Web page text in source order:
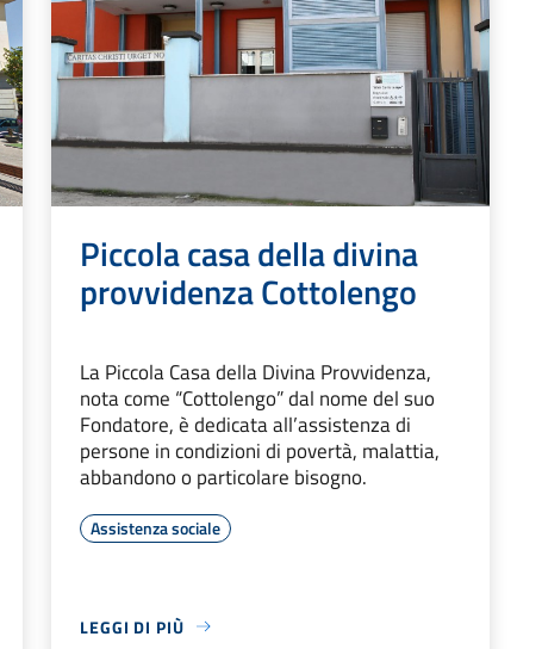
Piccola casa della divina
provvidenza Cottolengo
La Piccola Casa della Divina Provvidenza,
nota come “Cottolengo” dal nome del suo
Fondatore, è dedicata all’assistenza di
persone in condizioni di povertà, malattia,
abbandono o particolare bisogno.
Assistenza sociale
LEGGI DI PIÙ